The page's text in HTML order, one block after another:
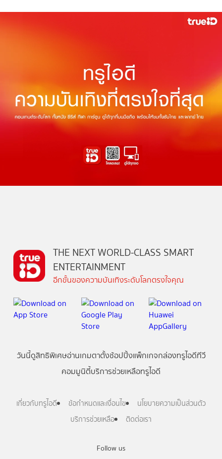
Follow us
THE NEXT WORLD-CLASS SMART
ENTERTAINMENT
อีกขั้นของความบันเทิงระดับโลกตรงใจคุณ
วันนี้ดูสิทธิพิเศษอ่านเกมตาตั้งช้อปปิ้งแพ็กเกจกล่องทรูไอดีทีวี
คอมมูนิตี้บริการช่วยเหลือทรูไอดี
เกี่ยวกับทรูไอดี ข้อกำหนดและเงื่อนไข
นโยบายความเป็นส่วนตัว
บริการช่วยเหลือ
ติดต่อเรา